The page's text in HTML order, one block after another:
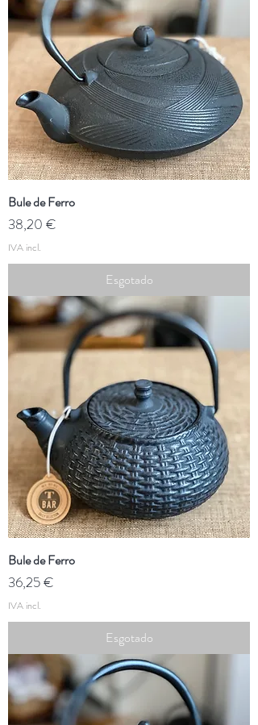
Bule de Ferro
Preço
38,20 €
IVA incl.
Esgotado
Bule de Ferro
Preço
36,25 €
IVA incl.
Esgotado